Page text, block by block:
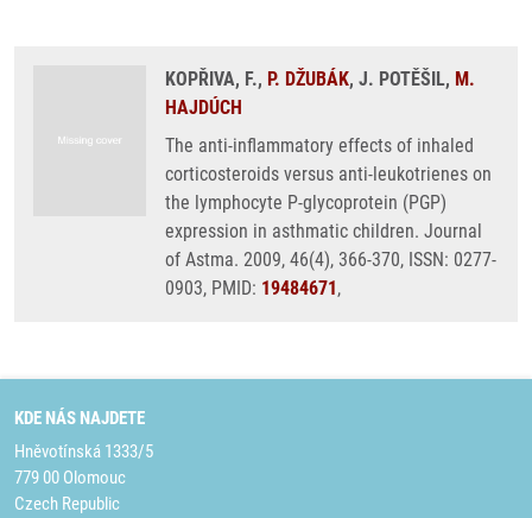
KOPŘIVA, F., P. DŽUBÁK, J. POTĚŠIL, M.
HAJDÚCH
The anti-inflammatory effects of inhaled
corticosteroids versus anti-leukotrienes on
the lymphocyte P-glycoprotein (PGP)
expression in asthmatic children. Journal
of Astma. 2009, 46(4), 366-370, ISSN: 0277-
0903, PMID: 19484671,
KDE NÁS NAJDETE
Hněvotínská 1333/5
779 00 Olomouc
Czech Republic